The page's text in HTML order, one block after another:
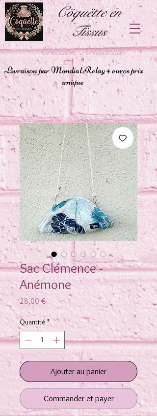
Cöquëtte en
Tïssus
Création Artisanale
Livraison par Mondial Relay 4 euros prix
unique
Sac Clémence -
Anémone
28,00 €Prix
Quantité *
Ajouter au panier
Commander et payer